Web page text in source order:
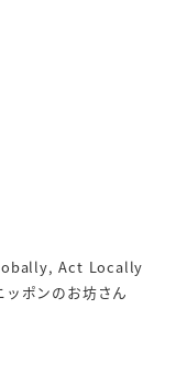
Act Locally
ポンのお坊さん